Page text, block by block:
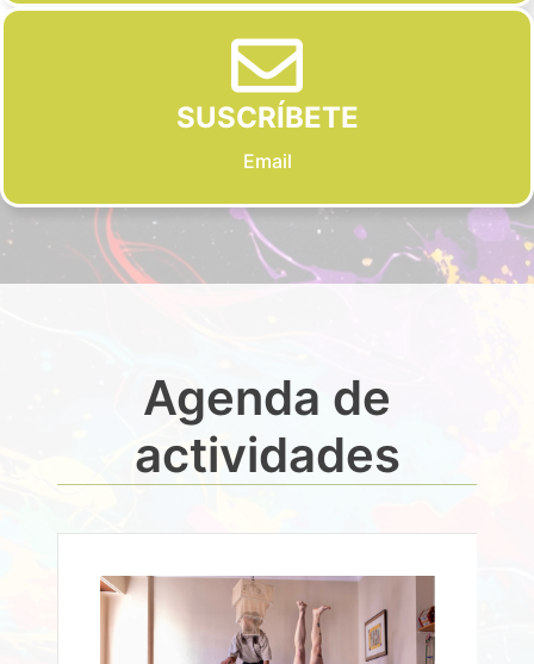
SUSCRÍBETE
Email
Agenda de
actividades